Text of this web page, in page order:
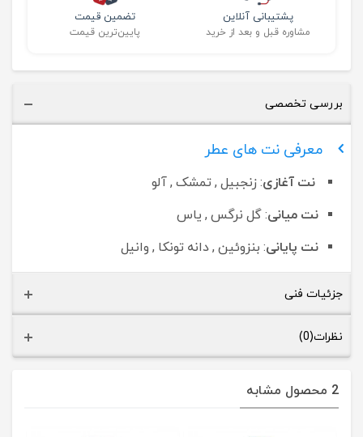
تضمین قیمت
پایین‌ترین قیمت
پشتیبانی آنلاین
مشاوره قبل و بعد از خرید
بررسی تخصصی
معرفی نت های عطر
نت آغازی: زنجبیل , تمشک , آلو
نت میانی: گل نرگس , یاس
نت پایانی: بنزوئین , دانه تونکا , وانیل
جزئیات فنی
نظرات(0)
2 محصول مشابه
حراج